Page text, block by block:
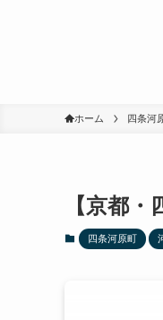
ホーム 四条河
【京都
四条河原町